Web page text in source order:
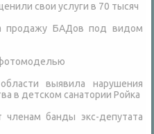
свои услуги в 70 тысяч
продажу БАДов под видом
выявила нарушения
в детском санатории Ройка
банды экс-депутата